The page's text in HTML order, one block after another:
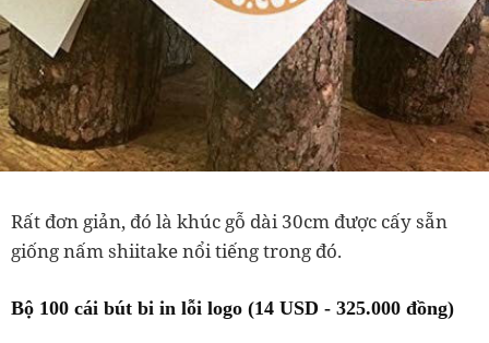
Rất đơn giản, đó là khúc gỗ dài 30cm được cấy sẵn
giống nấm shiitake nổi tiếng trong đó.
Bộ 100 cái bút bi in lỗi logo (14 USD - 325.000 đồng)